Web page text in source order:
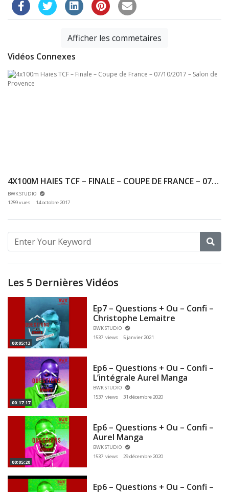
Afficher les commetaires
Vidéos Connexes
4X100M HAIES TCF – FINALE – COUPE DE FRANCE – 07/10/2017 – SALON DE PROVENCE
BWK STUDIO
1259 vues
14 octobre 2017
Les 5 Dernières Vidéos
00:05:13
Ep7 – Questions + Ou – Confi –
Christophe Lemaitre
BWK STUDIO
1537 views
5 janvier 2021
00:17:17
Ep6 – Questions + Ou – Confi –
L’intégrale Aurel Manga
BWK STUDIO
1537 views
31 décembre 2020
00:05:20
Ep6 – Questions + Ou – Confi –
Aurel Manga
BWK STUDIO
1537 views
29 décembre 2020
Ep6 – Questions + Ou – Confi –